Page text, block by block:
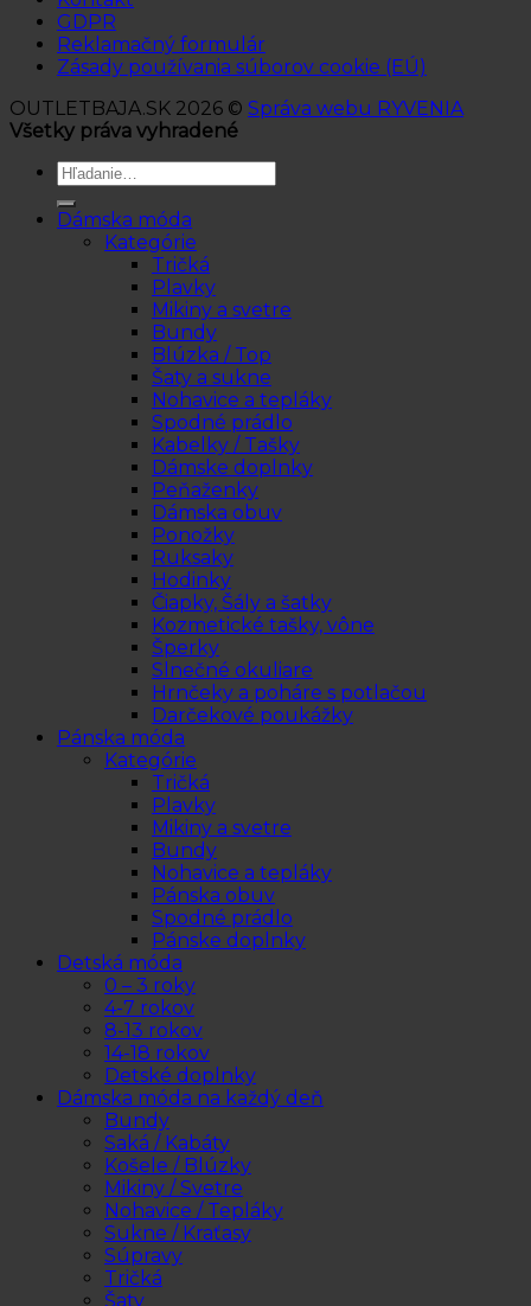
GDPR
Reklamačný formulár
Zásady používania súborov cookie (EÚ)
OUTLETBAJA.SK 2026 © Správa webu RYVENIA
Všetky práva vyhradené
Hľadať:
Dámska móda
Kategórie
Tričká
Plavky
Mikiny a svetre
Bundy
Blúzka / Top
Šaty a sukne
Nohavice a tepláky
Spodné prádlo
Kabelky / Tašky
Dámske doplnky
Peňaženky
Dámska obuv
Ponožky
Ruksaky
Hodinky
Čiapky, Šály a šatky
Kozmetické tašky, vône
Šperky
Slnečné okuliare
Hrnčeky a poháre s potlačou
Darčekové poukážky
Pánska móda
Kategórie
Tričká
Plavky
Mikiny a svetre
Bundy
Nohavice a tepláky
Pánska obuv
Spodné prádlo
Pánske doplnky
Detská móda
0 – 3 roky
4-7 rokov
8-13 rokov
14-18 rokov
Detské doplnky
Dámska móda na každý deň
Bundy
Saká / Kabáty
Košele / Blúzky
Mikiny / Svetre
Nohavice / Tepláky
Sukne / Kraťasy
Súpravy
Tričká
Šaty